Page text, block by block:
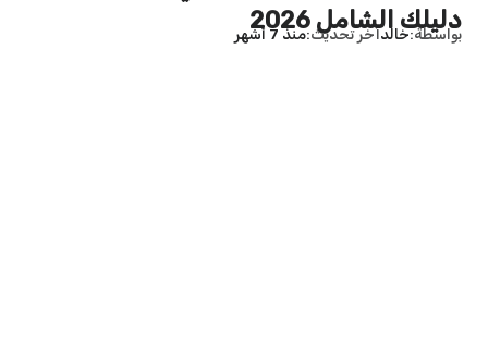
دليلك الشامل 2026
بواسطة خالدآخر تحديث منذ 7 أشهر